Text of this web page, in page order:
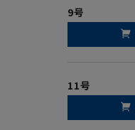
9号
11号